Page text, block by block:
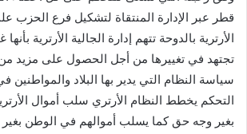
قطر عبر الإدارة المنتقاة لتشكيل فرع الحزب
الأرترية بالدوحة تتهم إدارة الجالية الأرترية
تجتهد في تغييرها من أجل الحصول على مزيد
سياسة النظام التي يدير بها البلاد والمواطنين
التحكم يخطط النظام الأرتري سلب أموال
بغير وجه حق كما يسلب أموالهم في الوطن